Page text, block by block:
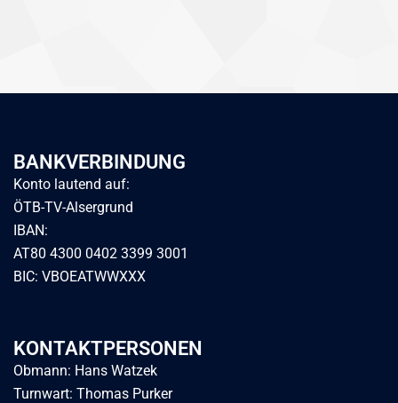
BANKVERBINDUNG
Konto lautend auf:
ÖTB-TV-Alsergrund
IBAN:
AT80 4300 0402 3399 3001
BIC: VBOEATWWXXX
KONTAKTPERSONEN
Obmann: Hans Watzek
Turnwart: Thomas Purker